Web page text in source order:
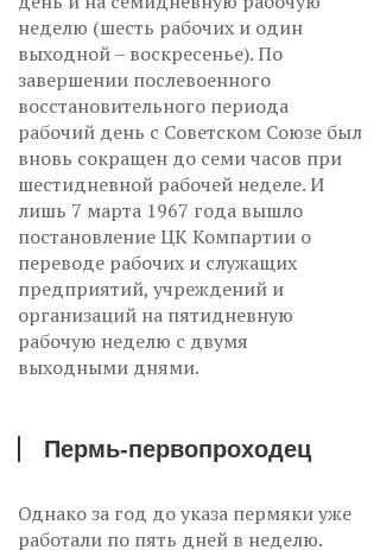
неделю (шесть рабочих и один
выходной – воскресенье). По
завершении послевоенного
восстановительного периода
рабочий день с Советском Союзе был
вновь сокращен до семи часов при
шестидневной рабочей неделе. И
лишь 7 марта 1967 года вышло
постановление ЦК Компартии о
переводе рабочих и служащих
предприятий, учреждений и
организаций на пятидневную
рабочую неделю с двумя
выходными днями.
Пермь-первопроходец
Однако за год до указа пермяки уже
работали по пять дней в неделю.